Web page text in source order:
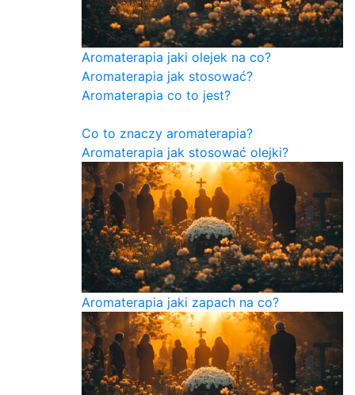
Aromaterapia jaki olejek na co?
Aromaterapia jak stosować?
Aromaterapia co to jest?
Co to znaczy aromaterapia?
Aromaterapia jak stosować olejki?
Aromaterapia jaki zapach na co?